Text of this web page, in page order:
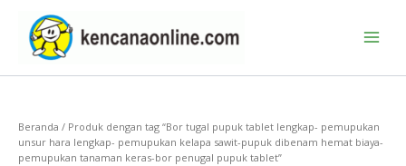
konten
Beranda / Produk dengan tag “Bor tugal pupuk tablet lengkap- pemupukan
unsur hara lengkap- pemupukan kelapa sawit-pupuk dibenam hemat biaya-
pemupukan tanaman keras-bor penugal pupuk tablet”